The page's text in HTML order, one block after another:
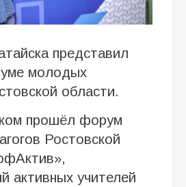
представил
молодых
области.
прошёл форум
Ростовской
активных учителей